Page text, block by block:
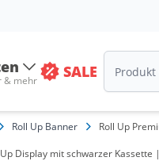
& mehr SALE
Roll Up Banner Roll Up
Display mit schwarzer